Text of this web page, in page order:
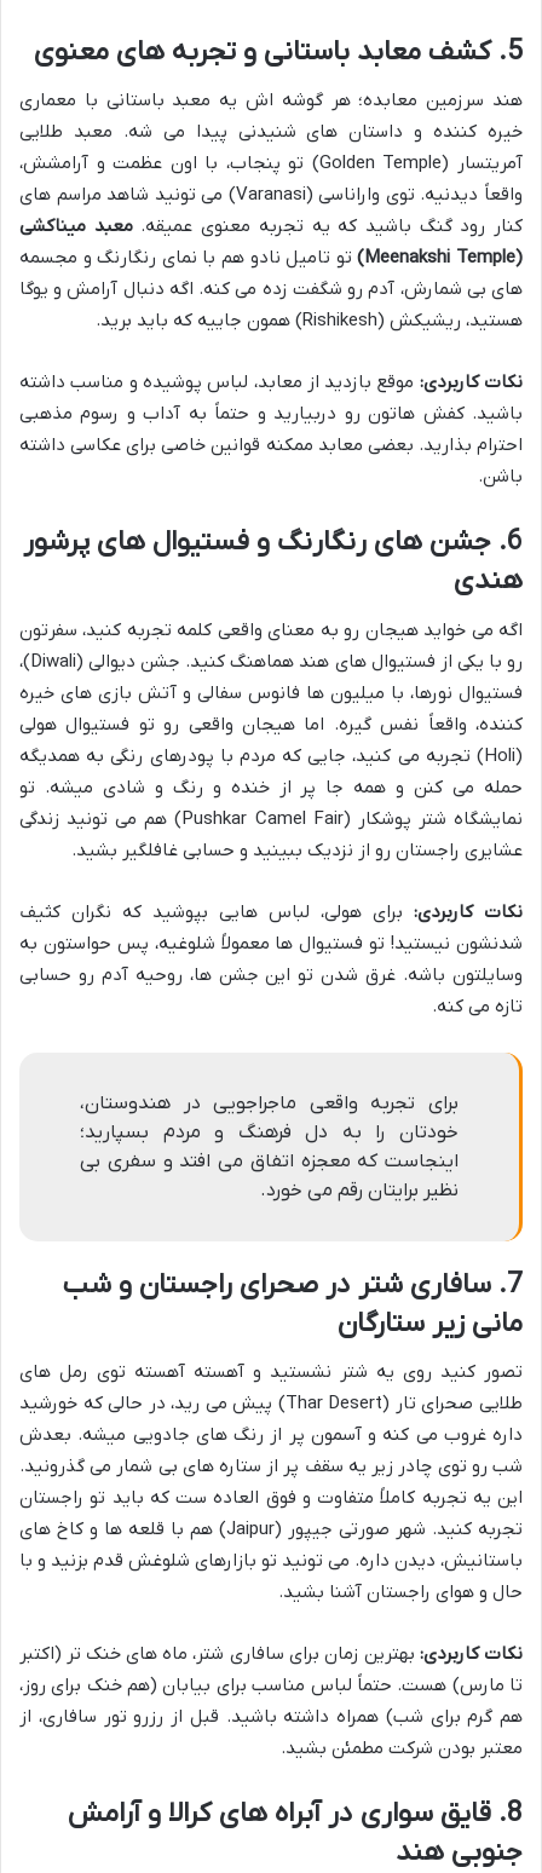
5. کشف معابد باستانی و تجربه های معنوی
هند سرزمین معابده؛ هر گوشه اش یه معبد باستانی با معماری
خیره کننده و داستان های شنیدنی پیدا می شه. معبد طلایی
آمریتسار (Golden Temple) تو پنجاب، با اون عظمت و آرامشش،
واقعاً دیدنیه. توی واراناسی (Varanasi) می تونید شاهد مراسم های
کنار رود گنگ باشید که یه تجربه معنوی عمیقه.معبد میناکشی
(Meenakshi Temple)
تو تامیل نادو هم با نمای رنگارنگ و مجسمه
های بی شمارش، آدم رو شگفت زده می کنه. اگه دنبال آرامش و یوگا
هستید، ریشیکش (Rishikesh) همون جاییه که باید برید.
نکات کاربردی: موقع بازدید از معابد، لباس پوشیده و مناسب داشته
باشید. کفش هاتون رو دربیارید و حتماً به آداب و رسوم مذهبی
احترام بذارید. بعضی معابد ممکنه قوانین خاصی برای عکاسی داشته
باشن.
6. جشن های رنگارنگ و فستیوال های پرشور
هندی
اگه می خواید هیجان رو به معنای واقعی کلمه تجربه کنید، سفرتون
رو با یکی از فستیوال های هند هماهنگ کنید. جشن دیوالی (Diwali)،
فستیوال نورها، با میلیون ها فانوس سفالی و آتش بازی های خیره
کننده، واقعاً نفس گیره. اما هیجان واقعی رو تو فستیوال هولی
(Holi) تجربه می کنید، جایی که مردم با پودرهای رنگی به همدیگه
حمله می کنن و همه جا پر از خنده و رنگ و شادی میشه. تو
نمایشگاه شتر پوشکار (Pushkar Camel Fair) هم می تونید زندگی
عشایری راجستان رو از نزدیک ببینید و حسابی غافلگیر بشید.
نکات کاربردی: برای هولی، لباس هایی بپوشید که نگران کثیف
شدنشون نیستید! تو فستیوال ها معمولاً شلوغیه، پس حواستون به
وسایلتون باشه. غرق شدن تو این جشن ها، روحیه آدم رو حسابی
تازه می کنه.
برای تجربه واقعی ماجراجویی در هندوستان،
خودتان را به دل فرهنگ و مردم بسپارید؛
اینجاست که معجزه اتفاق می افتد و سفری بی
نظیر برایتان رقم می خورد.
7. سافاری شتر در صحرای راجستان و شب
مانی زیر ستارگان
تصور کنید روی یه شتر نشستید و آهسته آهسته توی رمل های
طلایی صحرای تار (Thar Desert) پیش می رید، در حالی که خورشید
داره غروب می کنه و آسمون پر از رنگ های جادویی میشه. بعدش
شب رو توی چادر زیر یه سقف پر از ستاره های بی شمار می گذرونید.
این یه تجربه کاملاً متفاوت و فوق العاده ست که باید تو راجستان
تجربه کنید. شهر صورتی جیپور (Jaipur) هم با قلعه ها و کاخ های
باستانیش، دیدن داره. می تونید تو بازارهای شلوغش قدم بزنید و با
حال و هوای راجستان آشنا بشید.
نکات کاربردی: بهترین زمان برای سافاری شتر، ماه های خنک تر (اکتبر
تا مارس) هست. حتماً لباس مناسب برای بیابان (هم خنک برای روز،
هم گرم برای شب) همراه داشته باشید. قبل از رزرو تور سافاری، از
معتبر بودن شرکت مطمئن بشید.
8. قایق سواری در آبراه های کرالا و آرامش
جنوبی هند